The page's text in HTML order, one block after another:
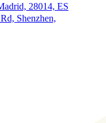
28014, ES
Shenzhen,